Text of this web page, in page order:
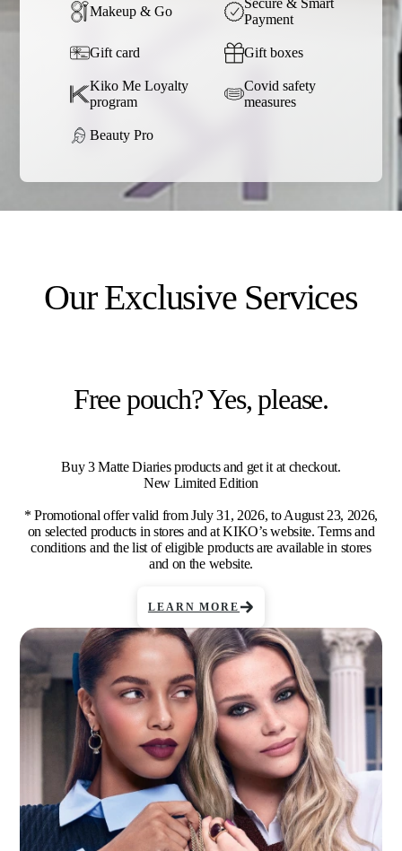
Makeup & Go
Secure & Smart
Payment
Gift card Gift boxes
Kiko Me Loyalty
program
Covid safety
measures
Beauty Pro
Our Exclusive Services
Free pouch? Yes, please.
Buy 3 Matte Diaries products and get it at checkout.
New Limited Edition
* Promotional offer valid from July 31, 2026, to August 23, 2026,
on selected products in stores and at KIKO’s website. Terms and
conditions and the list of eligible products are available in stores
and on the website.
LEARN MORE